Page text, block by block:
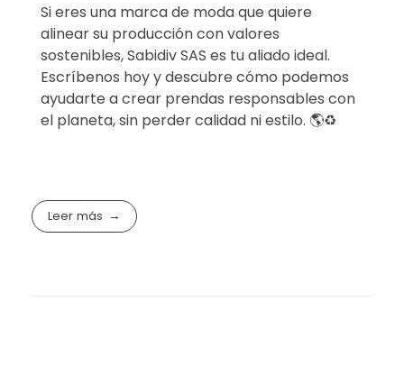
Si eres una marca de moda que quiere
alinear su producción con valores
sostenibles, Sabidiv SAS es tu aliado ideal.
Escríbenos hoy y descubre cómo podemos
ayudarte a crear prendas responsables con
el planeta, sin perder calidad ni estilo. 🌎♻️
Leer más